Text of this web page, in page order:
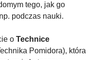
tego, jak go
podczas nauki.
o Technice
Pomidora), która